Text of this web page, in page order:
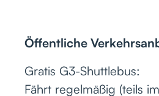
Öffentliche
Gratis G3-Shuttlebus:
Fährt regelmäßig (teils